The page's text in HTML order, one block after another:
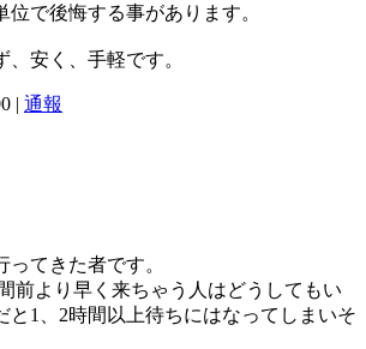
で後悔する事があります。
安く、手軽です。
| 通報
てきた者です。
前より早く来ちゃう人はどうしてもい
と1、2時間以上待ちにはなってしまいそ